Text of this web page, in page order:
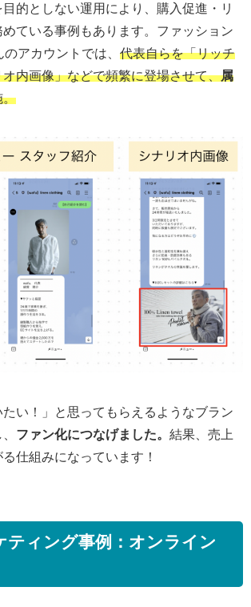
的としない運用により、購入促進・リ
めている事例もあります。ファッション
アカウントでは、 代表自らを「リッチ
内画像」などで頻繁に登場させて、属
。
たい！」と思ってもらえるようなブラン
ファン化につなげました。 結果、売上
仕組みになっています！
ティング事例：オンライン